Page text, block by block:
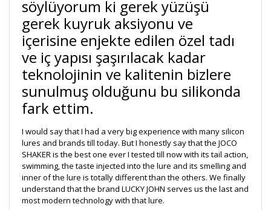
söylüyorum ki gerek yüzüşü
gerek kuyruk aksiyonu ve
içerisine enjekte edilen özel tadı
ve iç yapısı şaşırılacak kadar
teknolojinin ve kalitenin bizlere
sunulmuş olduğunu bu silikonda
fark ettim.
I would say that I had a very big experience with many silicon
lures and brands till today. But I honestly say that the JOCO
SHAKER is the best one ever I tested till now with its tail action,
swimming, the taste injected into the lure and its smelling and
inner of the lure is totally different than the others. We finally
understand that the brand LUCKY JOHN serves us the last and
most modern technology with that lure.